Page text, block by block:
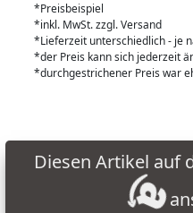
*Preisbeispiel
*inkl. MwSt. zzgl. Versand
*Lieferzeit unterschiedlich - je
*der Preis kann sich jederzeit
*durchgestrichener Preis war